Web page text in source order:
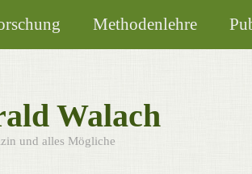
Methodenlehre
Walach
und alles Mögliche